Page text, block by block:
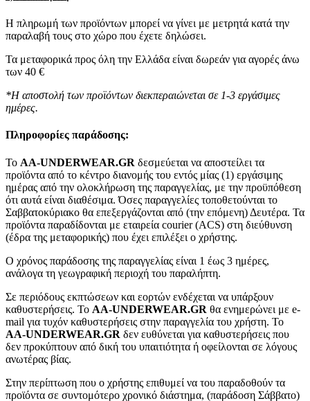
Η πληρωμή των προϊόντων μπορεί να γίνει με μετρητά κατά την
παραλαβή τους στο χώρο που έχετε δηλώσει.
Τα μεταφορικά προς όλη την Ελλάδα είναι δωρεάν για αγορές άνω
των 40 €
*Η αποστολή των προϊόντων διεκπεραιώνεται σε 1-3 εργάσιμες
ημέρες.
Πληροφορίες παράδοσης:
To AA-UNDERWEAR.GR δεσμεύεται να αποστείλει τα
προϊόντα από το κέντρο διανομής του εντός μίας (1) εργάσιμης
ημέρας από την ολοκλήρωση της παραγγελίας, με την προϋπόθεση
ότι αυτά είναι διαθέσιμα. Όσες παραγγελίες τοποθετούνται το
Σαββατοκύριακο θα επεξεργάζονται από (την επόμενη) Δευτέρα. Τα
προϊόντα παραδίδονται με εταιρεία courier (ACS) στη διεύθυνση
(έδρα της μεταφορικής) που έχει επιλέξει ο χρήστης.
Ο χρόνος παράδοσης της παραγγελίας είναι 1 έως 3 ημέρες,
ανάλογα τη γεωγραφική περιοχή του παραλήπτη.
Σε περιόδους εκπτώσεων και εορτών ενδέχεται να υπάρξουν
καθυστερήσεις. Το AA-UNDERWEAR.GR θα ενημερώνει με e-
mail για τυχόν καθυστερήσεις στην παραγγελία του χρήστη. Το
AA-UNDERWEAR.GR δεν ευθύνεται για καθυστερήσεις που
δεν προκύπτουν από δική του υπαιτιότητα ή οφείλονται σε λόγους
ανωτέρας βίας.
Στην περίπτωση που ο χρήστης επιθυμεί να του παραδοθούν τα
προϊόντα σε συντομότερο χρονικό διάστημα, (παράδοση Σάββατο)